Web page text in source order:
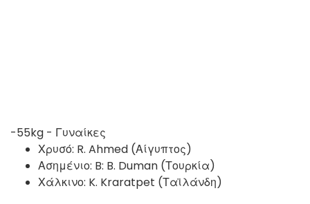
-55kg - Γυναίκες
Χρυσό: R. Ahmed (Αίγυπτος)
Ασημένιο: B: B. Duman (Τουρκία)
Χάλκινο: K. Kraratpet (Ταϊλάνδη)